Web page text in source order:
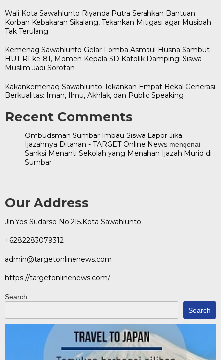
Wali Kota Sawahlunto Riyanda Putra Serahkan Bantuan
Korban Kebakaran Sikalang, Tekankan Mitigasi agar Musibah
Tak Terulang
Kemenag Sawahlunto Gelar Lomba Asmaul Husna Sambut
HUT RI ke-81, Momen Kepala SD Katolik Dampingi Siswa
Muslim Jadi Sorotan
Kakankemenag Sawahlunto Tekankan Empat Bekal Generasi
Berkualitas: Iman, Ilmu, Akhlak, dan Public Speaking
Recent Comments
Ombudsman Sumbar Imbau Siswa Lapor Jika
Ijazahnya Ditahan - TARGET Online News mengenai
Sanksi Menanti Sekolah yang Menahan Ijazah Murid di
Sumbar
Our Address
Jln.Yos Sudarso No.215.Kota Sawahlunto
+6282283079312
admin@targetonlinenews.com
https://targetonlinenews.com/
Search
Search